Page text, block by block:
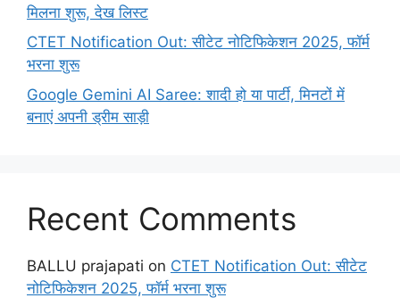
मिलना शुरू, देख लिस्ट
CTET Notification Out: सीटेट नोटिफिकेशन 2025, फॉर्म
भरना शुरू
Google Gemini AI Saree: शादी हो या पार्टी, मिनटों में
बनाएं अपनी ड्रीम साड़ी
Recent Comments
BALLU prajapati on CTET Notification Out: सीटेट
नोटिफिकेशन 2025, फॉर्म भरना शुरू